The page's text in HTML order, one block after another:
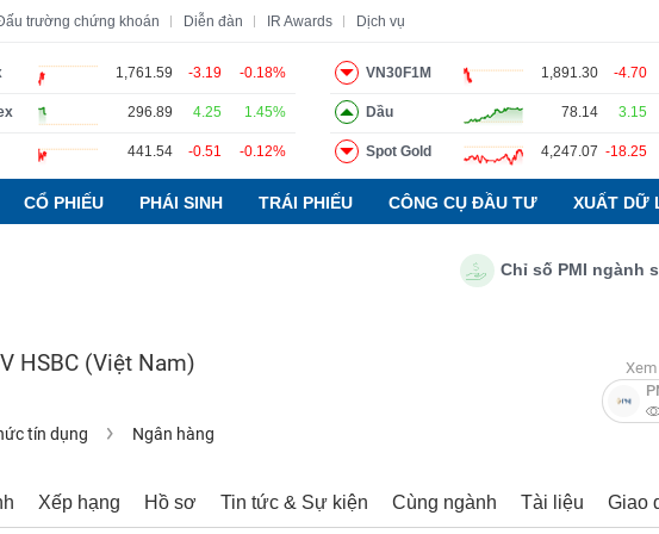
trường chứng khoán Diễn đàn IR Awards Dịch vụ
1,761.59 -3.19 -0.18%
296.89 4.25 1.45%
441.54 -0.51 -0.12%
VN30F1M 1,891.30 -4.70
Dầu 78.14 3.15
Spot Gold 4,247.07 -18.25
CỔ PHIẾU PHÁI SINH TRÁI PHIẾU CÔNG CỤ ĐẦU TƯ XUẤT DỮ
Chỉ số PMI ngành sản
HSBC (Việt Nam)
tín dụng Ngân hàng
Xếp hạng Hồ sơ Tin tức & Sự kiện Cùng ngành Tài liệu Giao
Lãnh đạo Báo cáo phân tích Thuật ngữ